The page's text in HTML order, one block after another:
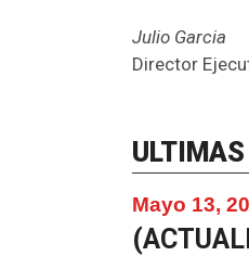
Julio Garcia
Director
Mayo 13,